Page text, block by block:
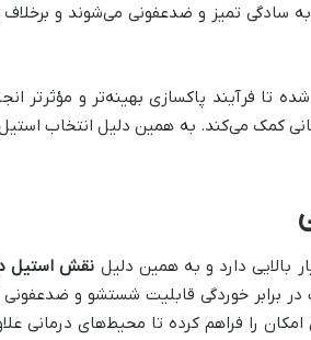
تمیز و ضدعفونی می‌شوند و برخلاف
تا فرآیند پاکسازی بهینه‌تر و مؤثرتر
کمک می‌کند. به همین دلیل انتخاب
بالایی دارد و به همین دلیل نقش استیل
برابر خوردگی قابلیت شستشو و ضدعفونی
را فراهم کرده تا محیط‌های درمانی